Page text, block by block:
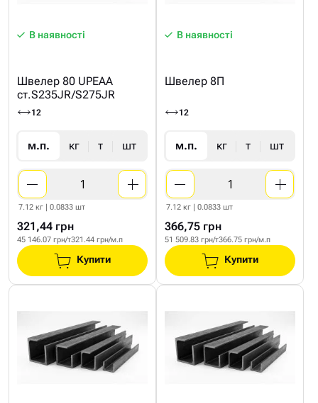
В наявності
Швелер 80 UPEAA
ст.S235JR/S275JR
12
м.п. кг т шт
7.12 кг | 0.0833 шт
321,44 грн
45 146.07 грн/т321.44 грн/м.п
Купити
В наявності
Швелер 8П
12
м.п. кг т шт
7.12 кг | 0.0833 шт
366,75 грн
51 509.83 грн/т366.75 грн/м.п
Купити